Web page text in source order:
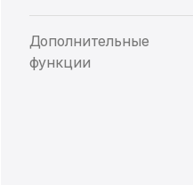
Дополнительные
функции